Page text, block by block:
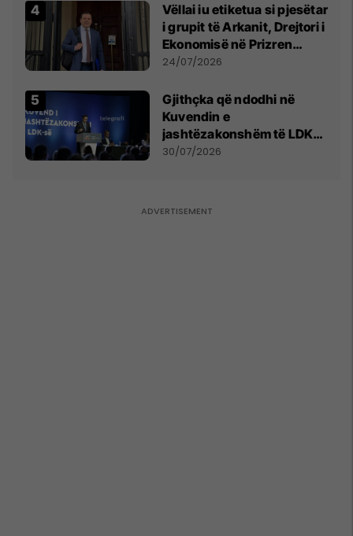
Vëllai iu etiketua si pjesëtar
i grupit të Arkanit, Drejtori i
Ekonomisë në Prizren
mohon pretendimet
24/07/2026
Gjithçka që ndodhi në
Kuvendin e
jashtëzakonshëm të LDK-
së
30/07/2026